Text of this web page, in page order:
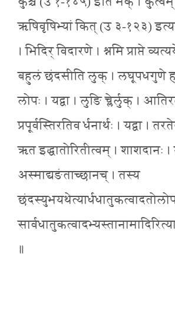
ऋषिवृषिभ्यां कित् (उ ३-१२३)
। भिदिर् विदारणे । श्नमि प्राप्ते
बहुलं छंदसीति लुक् । लघूपधगुणे
लोपः । यद्वा । लुङि च्लेर्लुक् ।
प्रपूर्वस्तिरतिव र्धनार्थः । यद्वा ।
ऋत इद्धातोरितीत्वम् । शाशदानः ।
अस्माद्यङंताच्छानच् । तस्य
॥